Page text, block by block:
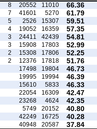
66.36
11010
20552
8
61.79
5270
41601
7
59.51
15307
2526
5
57.35
16359
19052
4
54.81
42439
24411
3
52.99
17803
15908
3
52.25
17806
15308
2
51.76
17818
12376
2
46.73
19804
17498
46.39
19994
19995
46.33
5833
15610
42.47
16309
22054
42.35
4624
23268
40.80
20152
5749
40.28
16725
42249
37.84
20587
40948